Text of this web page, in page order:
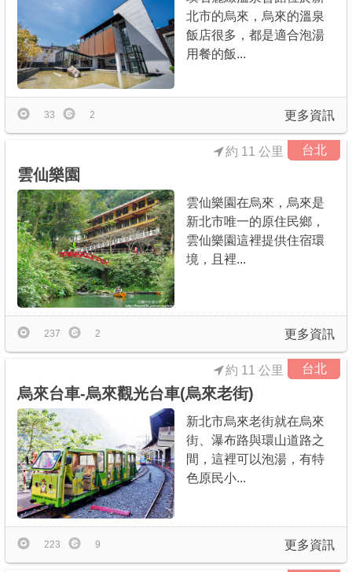
北市的烏來，烏來的溫泉
飯店很多，都是適合泡湯
用餐的飯...
更多資訊
33 2
台北
雲仙樂園
約 11 公里
雲仙樂園在烏來，烏來是
新北市唯一的原住民鄉，
雲仙樂園這裡提供住宿環
境，且裡...
更多資訊
237 2
台北
烏來台車-烏來觀光台車(烏來老街)
約 11 公里
新北市烏來老街就在烏來
街、瀑布路與環山道路之
間，這裡可以泡湯，有特
色原民小...
更多資訊
223 9